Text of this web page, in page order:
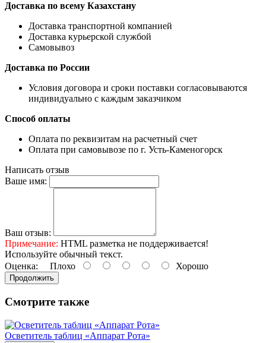
Доставка по всему Казахстану
Доставка транспортной компанией
Доставка курьерской службой
Самовывоз
Доставка по России
Условия договора и сроки поставки согласовываются
индивидуально с каждым заказчиком
Способ оплаты
Оплата по реквизитам на расчетный счет
Оплата при самовывозе по г. Усть-Каменогорск
Написать отзыв
Ваше имя:
Ваш отзыв:
Примечание: HTML разметка не поддерживается!
Используйте обычный текст.
Оценка: Плохо Хорошо
Продолжить
Смотрите также
Осветитель таблиц «Аппарат Рота»